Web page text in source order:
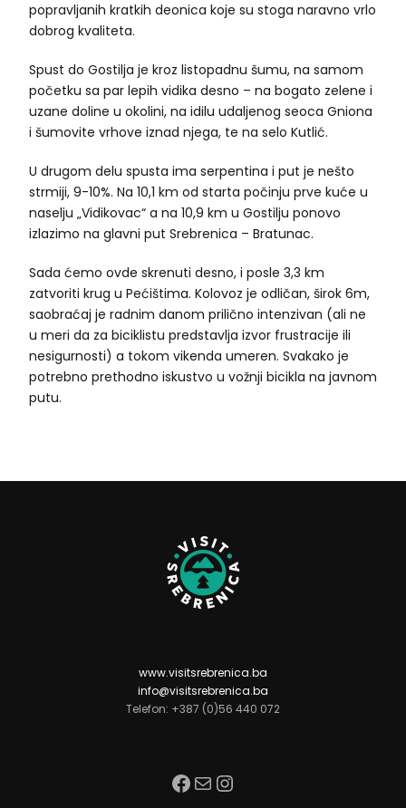
popravljanih kratkih deonica koje su stoga naravno vrlo
dobrog kvaliteta.
Spust do Gostilja je kroz listopadnu šumu, na samom
početku sa par lepih vidika desno – na bogato zelene i
uzane doline u okolini, na idilu udaljenog seoca Gniona
i šumovite vrhove iznad njega, te na selo Kutlić.
U drugom delu spusta ima serpentina i put je nešto
strmiji, 9-10%. Na 10,1 km od starta počinju prve kuće u
naselju „Vidikovac“ a na 10,9 km u Gostilju ponovo
izlazimo na glavni put Srebrenica – Bratunac.
Sada ćemo ovde skrenuti desno, i posle 3,3 km
zatvoriti krug u Pećištima. Kolovoz je odličan, širok 6m,
saobraćaj je radnim danom prilično intenzivan (ali ne
u meri da za biciklistu predstavlja izvor frustracije ili
nesigurnosti) a tokom vikenda umeren. Svakako je
potrebno prethodno iskustvo u vožnji bicikla na javnom
putu.
www.visitsrebrenica.ba
info@visitsrebrenica.ba
Telefon: +387 (0)56 440 072
Facebook Mail Instagram